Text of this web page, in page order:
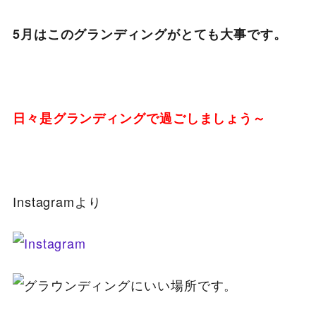
5月はこのグランディングがとても大事です。
日々是グランディングで過ごしましょう～
Instagramより